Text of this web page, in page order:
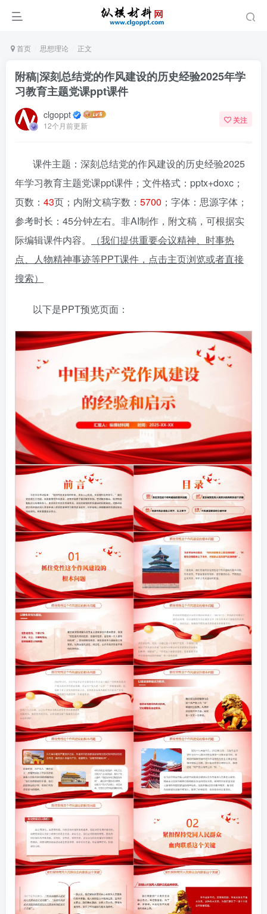
首页 思想理论 正文
附稿|深刻总结党的作风建设的历史经验2025年学
习教育主题党课ppt课件
clgoppt
12个月前更新
关注
课件主题：深刻总结党的作风建设的历史经验2025
年学习教育主题党课ppt课件；文件格式：pptx+doxc；
页数： 43页；内附文稿字数： 5700 ；字体：思源字体；
参考时长：45分钟左右。非AI制作，附文稿，可根据实
际编辑课件内容。
（我们提供重要会议精神、时事热
点、人物精神事迹等PPT课件，点击主页浏览或者直接
搜索）
以下是PPT预览页面：